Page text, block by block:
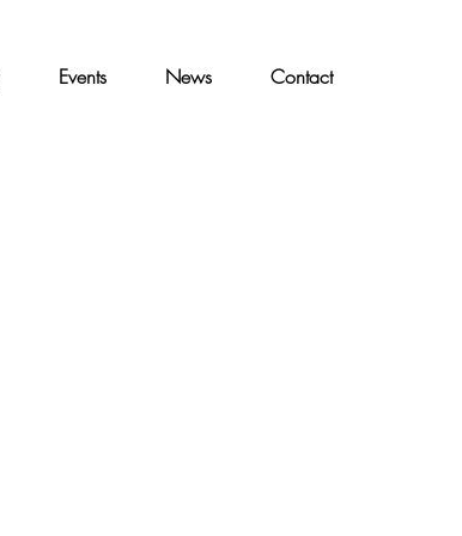
Events News Contact